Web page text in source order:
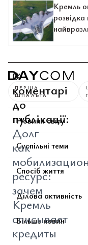
Кремль
0
коментарі
до
публікації:
Долг
как
ресурс:
зачем
Кремль
списывает
кредиты
ПЕРША
ШПАЛЬТА
Новини світу
Суспільні теми
Спосіб життя
Ділова активність
Більше новин